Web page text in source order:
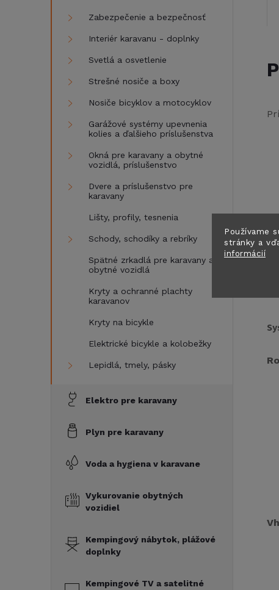
Používame
stránky a
informácií
Zabezpečenie a bezpečnosť
Interiér karavanu - doplnky
Svetlá a osvetlenie
Strešné nosiče a boxy
Nosiče bicyklov a motocyklov
Garážové systémy upevnenia
kolies a ďalšieho príslušenstva
Okná pre karavany a obytné
vozidlá, príslušenstvo
Dvere a príslušenstvo pre
karavany
Lišty, profily, tesnenia
Schody, schodíky a rebríky
Spätné zrkadlá pre karavany a
obytné vozidlá
Kryty a ochranné plachty
karavanov
Kryty na bicykle
Elektrické bicykle a kolobežky
Lepidlá, tmely, pásky
Elektro pre karavany
Plyn pre karavany
Voda a hygiena v karavane
Vykurovanie obytných
vozidiel
Kempingový nábytok, plážové
doplnky
Kempingové TV a satelitné